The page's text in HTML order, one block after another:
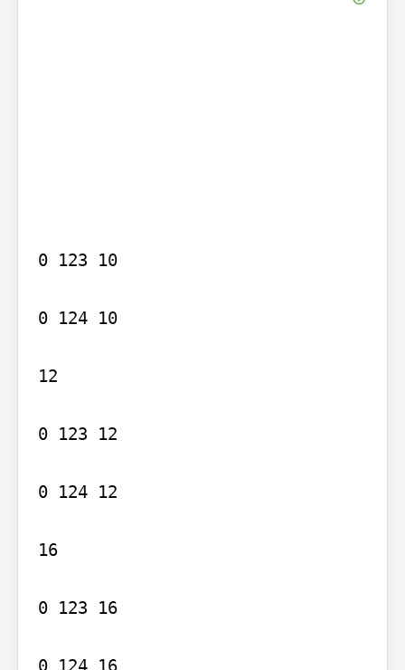
0 123 10
0 124 10
12
0 123 12
0 124 12
16
0 123 16
0 124 16